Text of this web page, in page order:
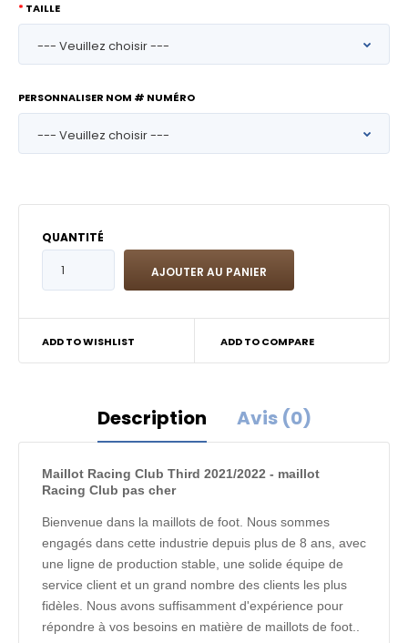
TAILLE
PERSONNALISER NOM # NUMÉRO
QUANTITÉ
ADD TO WISHLIST ADD TO COMPARE
Description Avis (0)
Maillot Racing Club Third 2021/2022 - maillot
Racing Club pas cher
Bienvenue dans la maillots de foot. Nous sommes
engagés dans cette industrie depuis plus de 8 ans, avec
une ligne de production stable, une solide équipe de
service client et un grand nombre des clients les plus
fidèles. Nous avons suffisamment d'expérience pour
répondre à vos besoins en matière de maillots de foot..